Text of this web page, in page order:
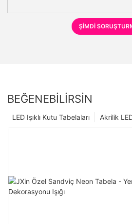
ŞIMDI
BEĞENEBILIRSIN
Akrilik
LED Işıklı Kutu Tabelaları